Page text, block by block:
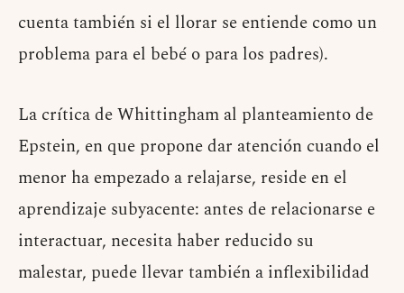
cuenta también si el llorar se entiende como un
problema para el bebé o para los padres).
La crítica de Whittingham al planteamiento de
Epstein, en que propone dar atención cuando el
menor ha empezado a relajarse, reside en el
aprendizaje subyacente: antes de relacionarse e
interactuar, necesita haber reducido su
malestar, puede llevar también a inflexibilidad